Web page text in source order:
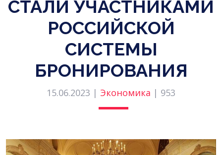
СТАЛИ УЧАСТНИКАМИ
РОССИЙСКОЙ
СИСТЕМЫ
БРОНИРОВАНИЯ
15.06.2023 | Экономика | 953